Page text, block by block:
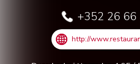
+352 26 66
http://